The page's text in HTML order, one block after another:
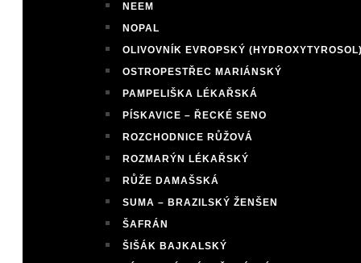
NEEM
NOPAL
OLIVOVNÍK EVROPSKÝ
OSTROPESTŘEC MARIÁNSKÝ
PAMPELIŠKA LÉKAŘSKÁ
PÍSKAVICE – ŘECKÉ SENO
ROZCHODNICE RŮŽOVÁ
ROZMARÝN LÉKAŘSKÝ
RŮŽE DAMAŠSKÁ
SUMA – BRAZILSKÝ ŽENŠEN
ŠAFRÁN
ŠIŠÁK BAJKALSKÝ